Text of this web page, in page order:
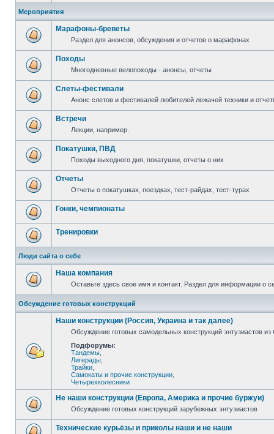
Мероприятия
Марафоны-бреветы
Раздел для анонсов, обсуждения и отчетов о марафонах
Походы
Многодневные велопоходы - анонсы, отчеты
Слеты-фестивали
Анонс слетов и фестивалей любителей лежачей техники и
Встречи
Лекции, например.
Покатушки, ПВД
Походы выходного дня, покатушки, отчеты о них
Отчеты
Отчеты о покатушках, поездках, тест-райдах, тест-турах
Гонки, чемпионаты
Тренировки
Люди сайта о себе
Наша компания
Оставьте здесь свое имя и контакт. Раздел для информации о
Обсуждение готовых конструкций
Наши конструкции (Россия, Украина и так далее)
Обсуждение готовых самодельных конструкций энтузиастов
Подфорумы:
Тандемы
Лигерады
Трайки
Самокаты и прочие конструкции
Четырехколесники
Не наши конструкции (Европа, Америка и прочие буржуи)
Обсуждение готовых конструкций зарубежных энтузиастов
Технические курьёзы и приколы наши и не наши